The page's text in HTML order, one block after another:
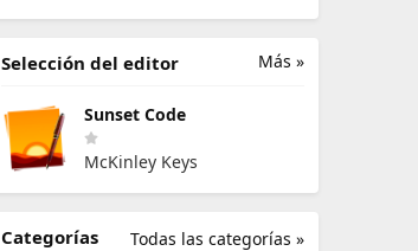
Más »
Selección del editor
Sunset Code
McKinley Keys
Todas las categorías »
Categorías